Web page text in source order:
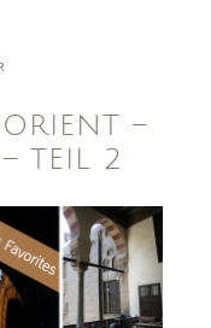
ORIENT –
TEIL 2